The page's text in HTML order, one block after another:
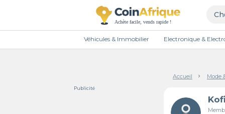
Véhicules & Immobilier Electronique &
Accueil Mode
Publicité